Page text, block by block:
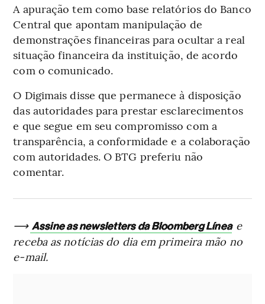
A apuração tem como base relatórios do Banco
Central que apontam manipulação de
demonstrações financeiras para ocultar a real
situação financeira da instituição, de acordo
com o comunicado.
O Digimais disse que permanece à disposição
das autoridades para prestar esclarecimentos
e que segue em seu compromisso com a
transparência, a conformidade e a colaboração
com autoridades. O BTG preferiu não
comentar.
⟶ Assine as newsletters da Bloomberg Línea e
receba as notícias do dia em primeira mão no
e-mail.